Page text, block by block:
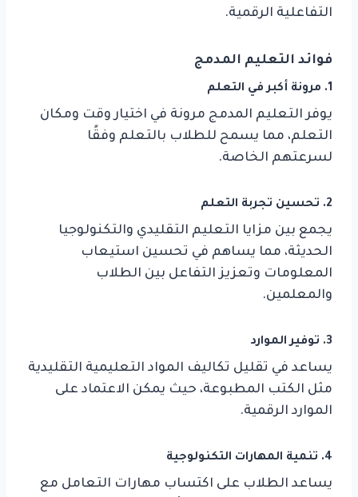
التفاعلية الرقمية.
فوائد التعليم المدمج
1. مرونة أكبر في التعلم
يوفر التعليم المدمج مرونة في اختيار وقت ومكان
التعلم، مما يسمح للطلاب بالتعلم وفقًا
لسرعتهم الخاصة.
2. تحسين تجربة التعلم
يجمع بين مزايا التعليم التقليدي والتكنولوجيا
الحديثة، مما يساهم في تحسين استيعاب
المعلومات وتعزيز التفاعل بين الطلاب
والمعلمين.
3. توفير الموارد
يساعد في تقليل تكاليف المواد التعليمية التقليدية
مثل الكتب المطبوعة، حيث يمكن الاعتماد على
الموارد الرقمية.
4. تنمية المهارات التكنولوجية
يساعد الطلاب على اكتساب مهارات التعامل مع